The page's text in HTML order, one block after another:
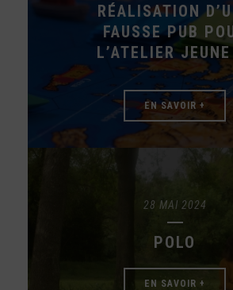
RÉALISATION
FAUSSE PUB
L’ATELIER
EN SAVOIR +
28 MAI 2024
POLO
EN SAVOIR +